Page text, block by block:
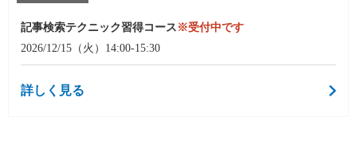
記事検索テクニック習得コース ※受付中です
2026/12/15（火）14:00-15:30
詳しく見る